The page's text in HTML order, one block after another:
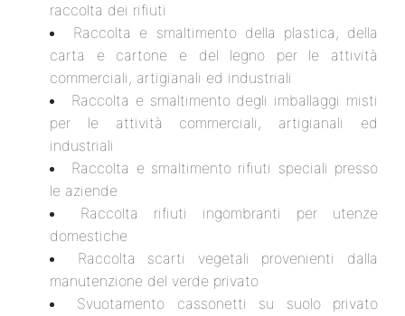
raccolta dei rifiuti
Raccolta e smaltimento della plastica, della
carta e cartone e del legno per le attività
commerciali, artigianali ed industriali
Raccolta e smaltimento degli imballaggi misti
per le attività commerciali, artigianali ed
industriali
Raccolta e smaltimento rifiuti speciali presso
le aziende
Raccolta rifiuti ingombranti per utenze
domestiche
Raccolta scarti vegetali provenienti dalla
manutenzione del verde privato
Svuotamento cassonetti su suolo privato